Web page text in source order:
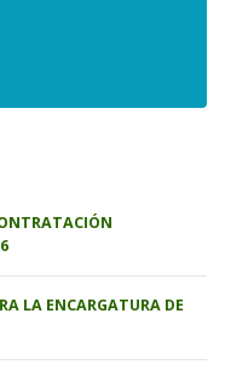
LA ENCARGATURA DE